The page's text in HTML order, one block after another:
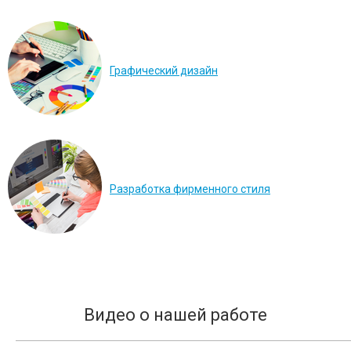
Графический дизайн
Разработка фирменного стиля
Видео о нашей работе